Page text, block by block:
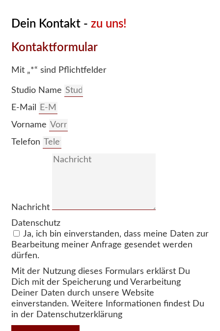
Dein Kontakt - zu uns!
Kontaktformular
Mit „*“ sind Pflichtfelder
Studio Name
E-Mail
Vorname
Telefon
Nachricht
Datenschutz
Ja, ich bin einverstanden, dass meine Daten zur
Bearbeitung meiner Anfrage gesendet werden
dürfen.
Mit der Nutzung dieses Formulars erklärst Du
Dich mit der Speicherung und Verarbeitung
Deiner Daten durch unsere Website
einverstanden. Weitere Informationen findest Du
in der Datenschutzerklärung